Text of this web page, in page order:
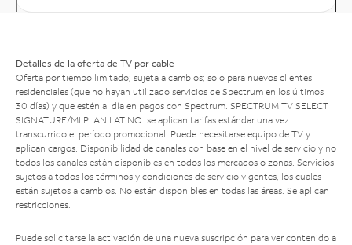
Detalles de la oferta de TV por cable
Oferta por tiempo limitado; sujeta a cambios; solo para nuevos clientes
residenciales (que no hayan utilizado servicios de Spectrum en los últimos
30 días) y que estén al día en pagos con Spectrum. SPECTRUM TV SELECT
SIGNATURE/MI PLAN LATINO: se aplican tarifas estándar una vez
transcurrido el período promocional. Puede necesitarse equipo de TV y
aplican cargos. Disponibilidad de canales con base en el nivel de servicio y no
todos los canales están disponibles en todos los mercados o zonas. Servicios
sujetos a todos los términos y condiciones de servicio vigentes, los cuales
están sujetos a cambios. No están disponibles en todas las áreas. Se aplican
restricciones.
Puede solicitarse la activación de una nueva suscripción para ver contenido a